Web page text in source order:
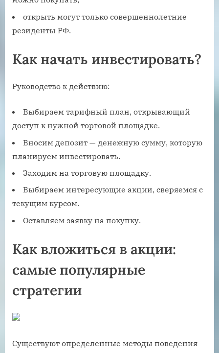
открыть могут только совершеннолетние
резиденты РФ.
Как начать инвестировать?
Руководство к действию:
Выбираем тарифный план, открывающий
доступ к нужной торговой площадке.
Вносим депозит — денежную сумму, которую
планируем инвестировать.
Заходим на торговую площадку.
Выбираем интересующие акции, сверяемся с
текущим курсом.
Оставляем заявку на покупку.
Как вложиться в акции:
самые популярные
стратегии
Существуют определенные методы поведения